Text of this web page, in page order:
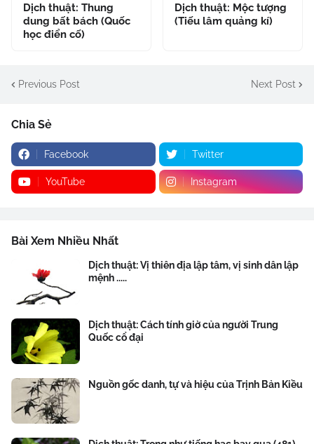
Dịch thuật: Thung
dung bất bách (Quốc
học điển cố)
Dịch thuật: Mộc tượng
(Tiếu lâm quảng kí)
Previous Post Next Post
Chia Sẻ
Facebook Twitter
YouTube Instagram
Bài Xem Nhiều Nhất
Dịch thuật: Vị thiên địa lập tâm, vị sinh dân lập
mệnh .....
Dịch thuật: Cách tính giờ của người Trung
Quốc cổ đại
Nguồn gốc danh, tự và hiệu của Trịnh Bản Kiều